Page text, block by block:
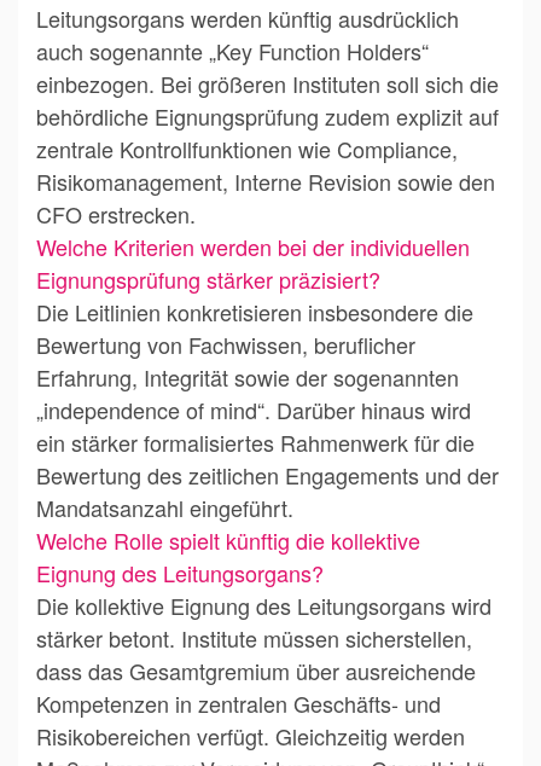
Leitungsorgans werden künftig ausdrücklich
auch sogenannte „Key Function Holders“
einbezogen. Bei größeren Instituten soll sich die
behördliche Eignungsprüfung zudem explizit auf
zentrale Kontrollfunktionen wie Compliance,
Risikomanagement, Interne Revision sowie den
CFO erstrecken.
Welche Kriterien werden bei der individuellen
Eignungsprüfung stärker präzisiert?
Die Leitlinien konkretisieren insbesondere die
Bewertung von Fachwissen, beruflicher
Erfahrung, Integrität sowie der sogenannten
„independence of mind“. Darüber hinaus wird
ein stärker formalisiertes Rahmenwerk für die
Bewertung des zeitlichen Engagements und der
Mandatsanzahl eingeführt.
Welche Rolle spielt künftig die kollektive
Eignung des Leitungsorgans?
Die kollektive Eignung des Leitungsorgans wird
stärker betont. Institute müssen sicherstellen,
dass das Gesamtgremium über ausreichende
Kompetenzen in zentralen Geschäfts- und
Risikobereichen verfügt. Gleichzeitig werden